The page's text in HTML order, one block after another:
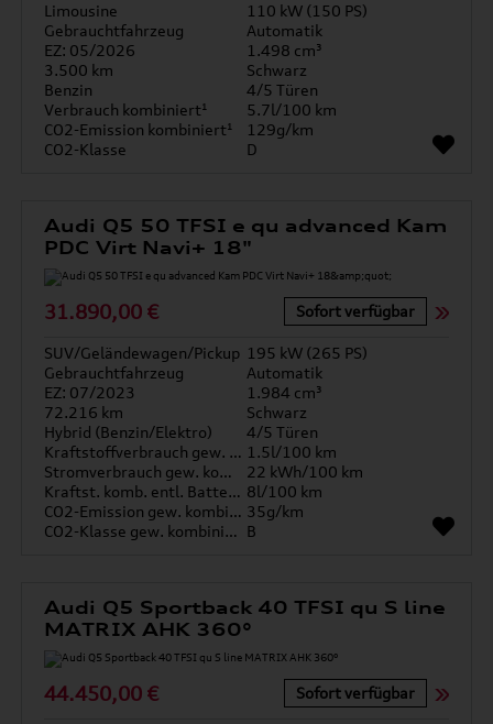
Limousine
110 kW (150 PS)
Gebrauchtfahrzeug
Automatik
EZ: 05/2026
1.498 cm³
3.500 km
Schwarz
Benzin
4/5 Türen
Verbrauch kombiniert¹
5.7l/100 km
CO2-Emission kombiniert¹
129g/km
CO2-Klasse
D
Audi Q5 50 TFSI e qu advanced Kam
PDC Virt Navi+ 18"
31.890,00 € Sofort verfügbar
SUV/Geländewagen/Pickup 195 kW (265 PS)
Gebrauchtfahrzeug
Automatik
EZ: 07/2023
1.984 cm³
72.216 km
Schwarz
Hybrid (Benzin/Elektro)
4/5 Türen
Kraftstoffverbrauch gew. kombiniert 1.5l/100 km
Stromverbrauch gew. kombiniert
22 kWh/100 km
Kraftst. komb. entl. Batterie 8l/100 km
CO2-Emission gew. kombiniert 35g/km
CO2-Klasse gew. kombiniert B
Audi Q5 Sportback 40 TFSI qu S line
MATRIX AHK 360°
44.450,00 € Sofort verfügbar